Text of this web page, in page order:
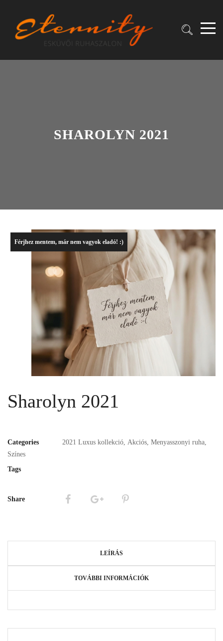
SHAROLYN 2021
Férjhez mentem, már nem vagyok eladó! :)
Sharolyn 2021
Categories 2021 Luxus kollekció, Akciós, Menyasszonyi ruha,
Színes
Tags
Share
LEÍRÁS
TOVÁBBI INFORMÁCIÓK